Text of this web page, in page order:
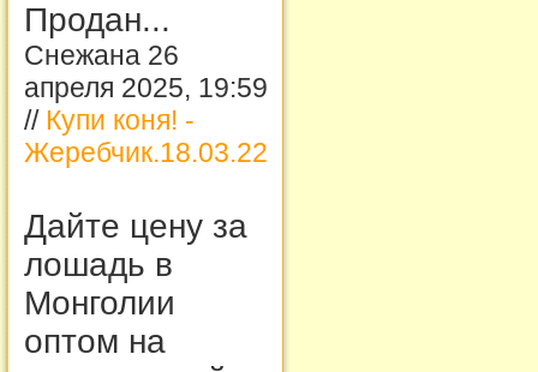
Продан...
Снежана 26
апреля 2025, 19:59
// Купи коня! -
Жеребчик.18.03.22
Дайте цену за
лошадь в
Монголии
оптом на